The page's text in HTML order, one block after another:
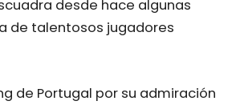
desde hace algunas
de talentosos jugadores
de Portugal por su admiración